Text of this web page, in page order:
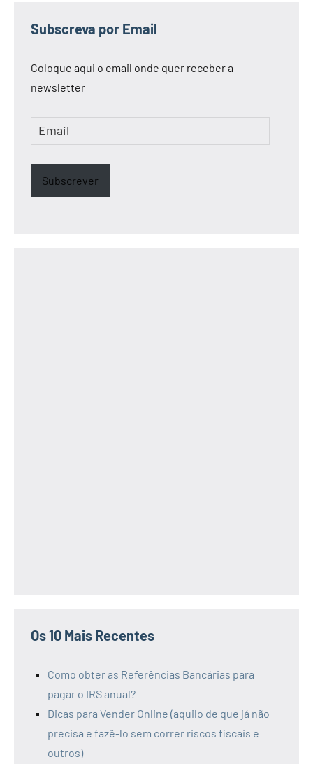
Subscreva por Email
Coloque aqui o email onde quer receber a
newsletter
Email
Subscrever
Os 10 Mais Recentes
Como obter as Referências Bancárias para
pagar o IRS anual?
Dicas para Vender Online (aquilo de que já não
precisa e fazê-lo sem correr riscos fiscais e
outros)